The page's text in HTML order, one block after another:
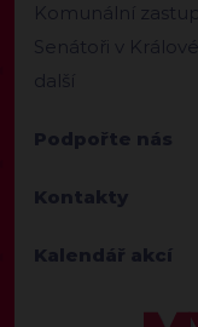
Komunální
Senátoři v
další
Podpořte nás
Kontakty
Kalendář akcí